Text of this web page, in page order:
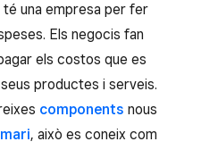
té una empresa per fer
Els negocis fan
els costos que es
productes i serveis.
components nous
, això es coneix com